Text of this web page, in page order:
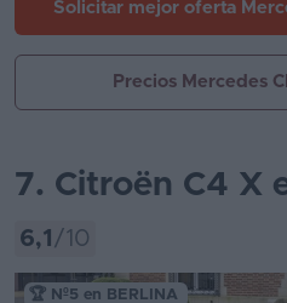
Solicitar mejor oferta
Precios Mercedes
7. Citroën C4 X
6,1 /10
🏆 Nº5 en BERLINA